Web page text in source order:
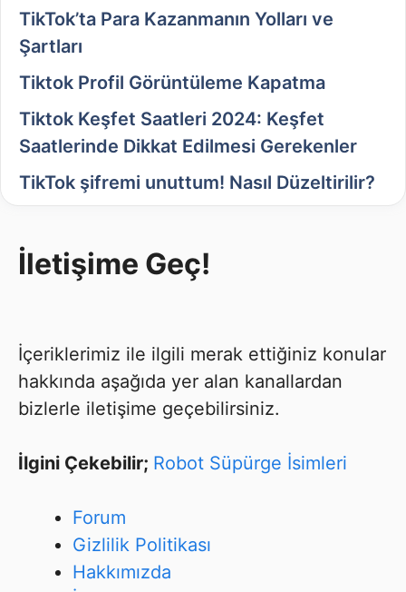
TikTok’ta Para Kazanmanın Yolları ve
Şartları
Tiktok Profil Görüntüleme Kapatma
Tiktok Keşfet Saatleri 2024: Keşfet
Saatlerinde Dikkat Edilmesi Gerekenler
TikTok şifremi unuttum! Nasıl Düzeltirilir?
İletişime Geç!
İçeriklerimiz ile ilgili merak ettiğiniz konular
hakkında aşağıda yer alan kanallardan
bizlerle iletişime geçebilirsiniz.
İlgini Çekebilir; Robot Süpürge İsimleri
Forum
Gizlilik Politikası
Hakkımızda